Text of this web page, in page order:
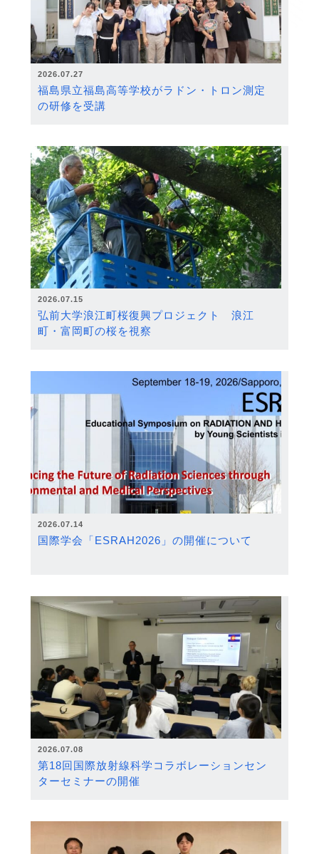
2026.07.27
福島県立福島高等学校がラドン・トロン測定
の研修を受講
2026.07.15
弘前大学浪江町桜復興プロジェクト 浪江
町・富岡町の桜を視察
2026.07.14
国際学会「ESRAH2026」の開催について
2026.07.08
第18回国際放射線科学コラボレーションセン
ターセミナーの開催